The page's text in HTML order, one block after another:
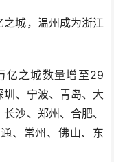
城，温州成为浙江
之城数量增至29
、宁波、青岛、大
沙、郑州、合肥、
、常州、佛山、东